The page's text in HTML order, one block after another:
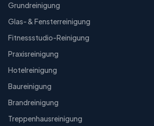
Grundreinigung
Glas- & Fensterreinigung
Fitnessstudio-Reinigung
Praxisreinigung
Hotelreinigung
Baureinigung
Brandreinigung
Treppenhausreinigung